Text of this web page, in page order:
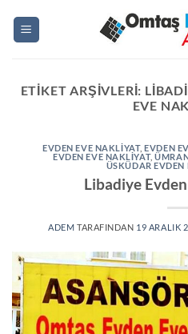
ETIKET ARŞIVLERI:
EVE
EVDEN EVE NAKLIYAT,EVDEN
EVDEN EVE NAKLIYAT,
ÜSKÜDAR EVDEN
Libadiye
ADEM TARAFINDAN 19 ARALIK